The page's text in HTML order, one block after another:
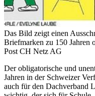
Das Bild zeigt einen
Briefmarken zu 150 Jahren
Post CH Netz AG
Der obligatorische und
Jahren in der Schweizer
auch für den Dachverband